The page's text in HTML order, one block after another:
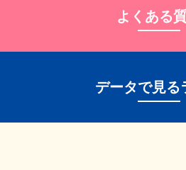
よくある
データで⾒る